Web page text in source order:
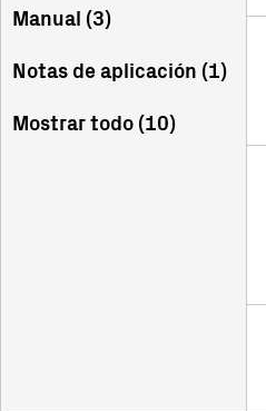
Manual (3)
Notas de aplicación (1)
Mostrar todo (10)